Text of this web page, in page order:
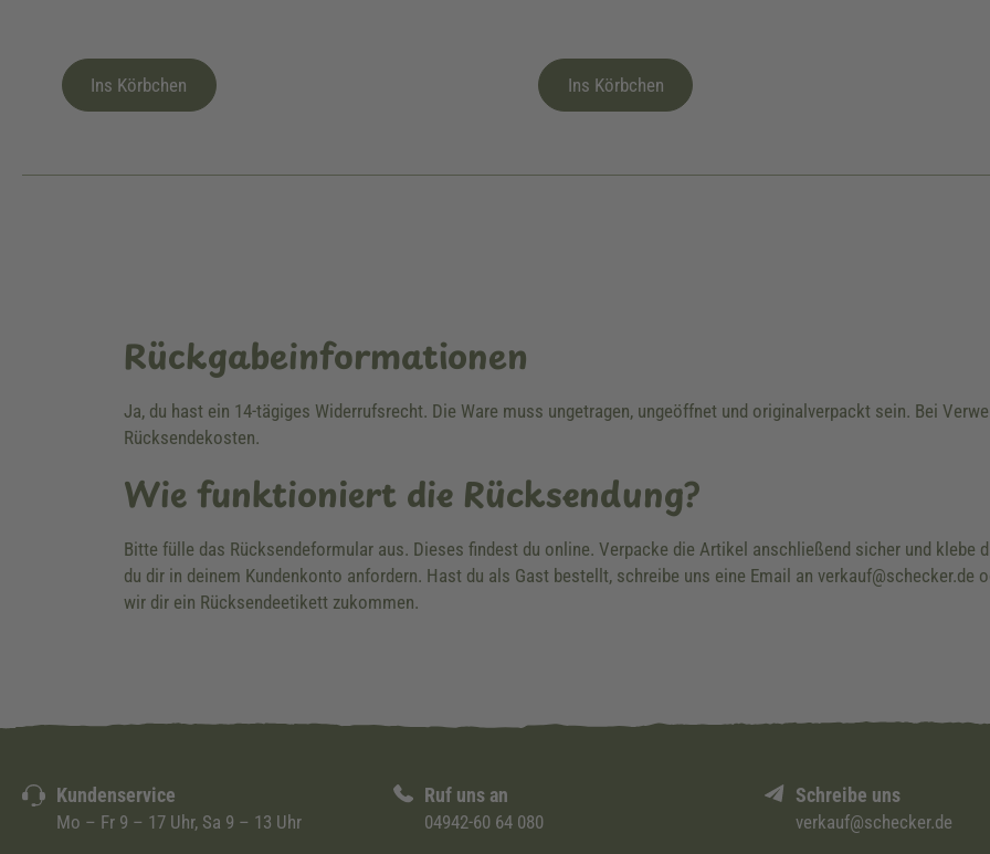
Ins Körbchen Ins Körbchen
Rückgabeinformationen
Ja, du hast ein 14-tägiges Widerrufsrecht. Die Ware muss ungetragen, ungeöffnet und originalverpackt sein. Bei
Rücksendekosten.
Wie funktioniert die Rücksendung?
Bitte fülle das Rücksendeformular aus. Dieses findest du online. Verpacke die Artikel anschließend sicher und klebe
du dir in deinem Kundenkonto anfordern. Hast du als Gast bestellt, schreibe uns eine Email an verkauf@schecker.de
wir dir ein Rücksendeetikett zukommen.
Kundenservice
Mo – Fr 9 – 17 Uhr, Sa 9 – 13 Uhr
Ruf uns an
04942-60 64 080
Schreibe uns
verkauf@schecker.de